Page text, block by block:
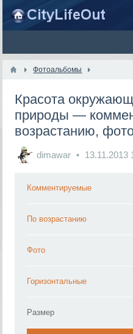
Фотоальбомы
Красота
природы —
возрастанию,
dimawar 13.11.2013
Комментируемые
По возрастанию
Фото
Горизонтальные
Размер